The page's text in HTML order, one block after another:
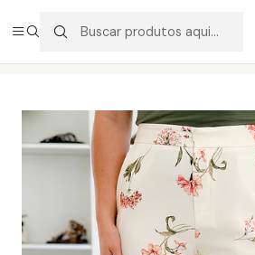
PORTES GRÁTIS ACIMA DE 70€